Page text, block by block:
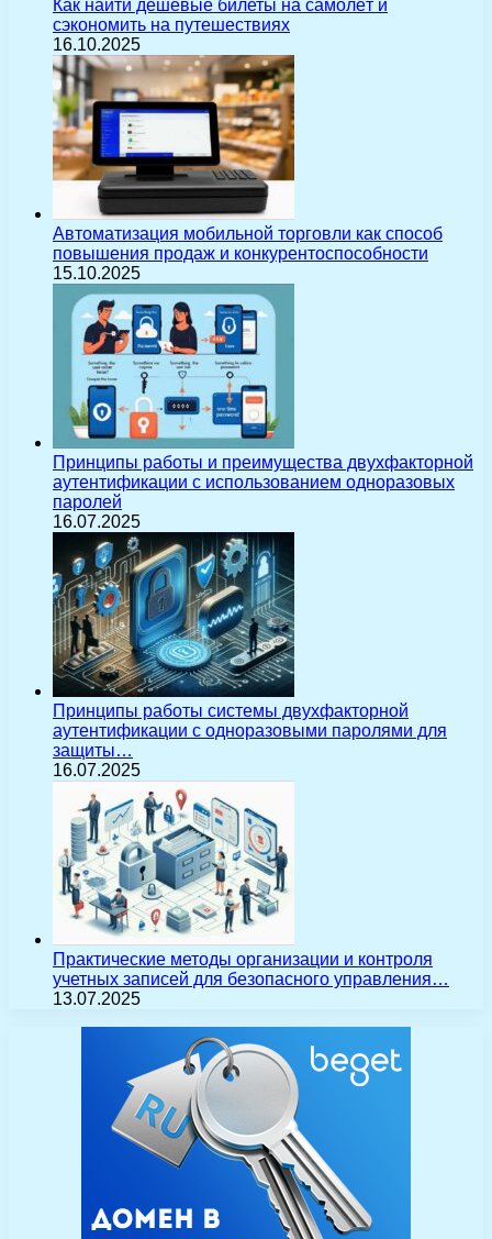
Как найти дешёвые билеты на самолёт и
сэкономить на путешествиях
16.10.2025
Автоматизация мобильной торговли как способ
повышения продаж и конкурентоспособности
15.10.2025
Принципы работы и преимущества двухфакторной
аутентификации с использованием одноразовых
паролей
16.07.2025
Принципы работы системы двухфакторной
аутентификации с одноразовыми паролями для
защиты…
16.07.2025
Практические методы организации и контроля
учетных записей для безопасного управления…
13.07.2025